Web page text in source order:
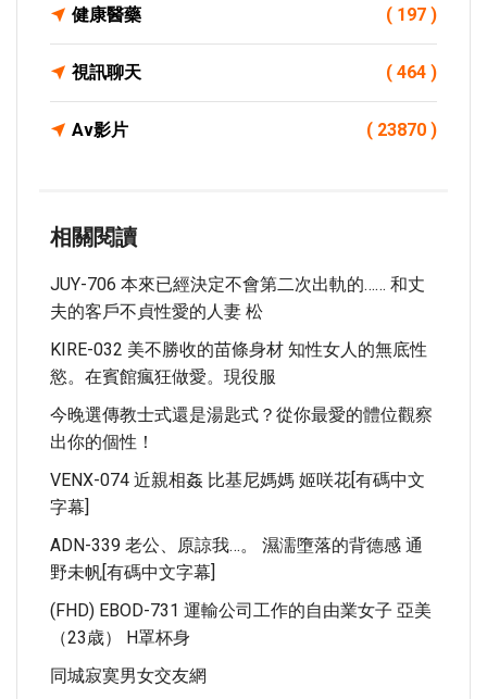
健康醫藥 ( 197 )
視訊聊天 ( 464 )
Av影片 ( 23870 )
相關閱讀
JUY-706 本來已經決定不會第二次出軌的…… 和丈
夫的客戶不貞性愛的人妻 松
KIRE-032 美不勝收的苗條身材 知性女人的無底性
慾。在賓館瘋狂做愛。現役服
今晚選傳教士式還是湯匙式？從你最愛的體位觀察
出你的個性！
VENX-074 近親相姦 比基尼媽媽 姬咲花[有碼中文
字幕]
ADN-339 老公、原諒我…。 濕濡墮落的背德感 通
野未帆[有碼中文字幕]
(FHD) EBOD-731 運輸公司工作的自由業女子 亞美
（23歳） H罩杯身
同城寂寞男女交友網